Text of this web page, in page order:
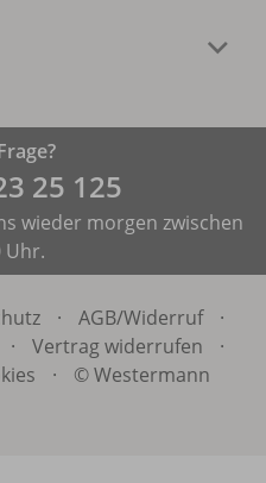
25 125
wieder morgen zwischen
Uhr.
· AGB/Widerruf
·
· Vertrag widerrufen
·
· © Westermann